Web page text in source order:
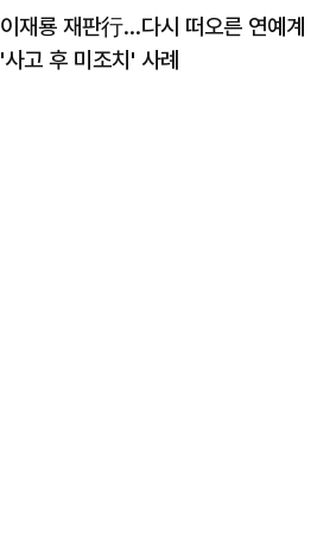
이재룡 재판行…다시 떠오른 연예계
'사고 후 미조치' 사례